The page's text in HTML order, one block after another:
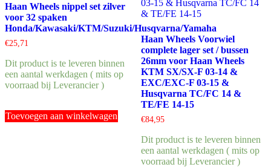
Haan Wheels nippel set zilver
voor 32 spaken
Honda/Kawasaki/KTM/Suzuki/Husqvarna/Yamaha
€25,71
Dit product is te leveren binnen
een aantal werkdagen ( mits op
voorraad bij Leverancier )
Toevoegen aan winkelwagen
Haan Wheels Voorwiel
complete lager set / bussen
26mm voor Haan Wheels
KTM SX/SX-F 03-14 &
EXC/EXC-F 03-15 &
Husqvarna TC/FC 14 &
TE/FE 14-15
€84,95
Dit product is te leveren binnen
een aantal werkdagen ( mits op
voorraad bij Leverancier )